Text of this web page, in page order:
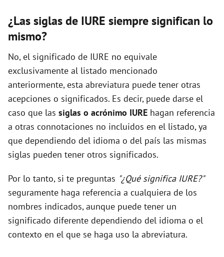
¿Las siglas de IURE siempre significan lo
mismo?
No, el significado de IURE no equivale
exclusivamente al listado mencionado
anteriormente, esta abreviatura puede tener otras
acepciones o significados. Es decir, puede darse el
caso que las siglas o acrónimo IURE hagan referencia
a otras connotaciones no incluidos en el listado, ya
que dependiendo del idioma o del país las mismas
siglas pueden tener otros significados.
Por lo tanto, si te preguntas "¿Qué significa IURE?"
seguramente haga referencia a cualquiera de los
nombres indicados, aunque puede tener un
significado diferente dependiendo del idioma o el
contexto en el que se haga uso la abreviatura.